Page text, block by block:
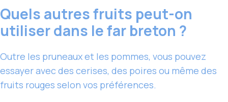
Quels autres fruits peut-on
utiliser dans le far breton ?
Outre les pruneaux et les pommes, vous pouvez
essayer avec des cerises, des poires ou même des
fruits rouges selon vos préférences.